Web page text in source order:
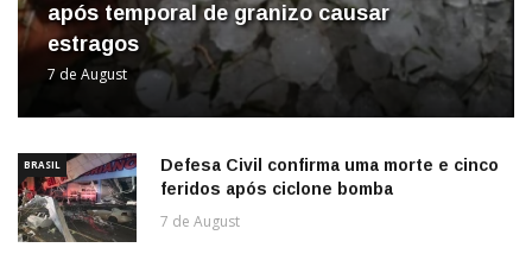
após temporal de granizo causar
estragos
7 de August
BRASIL
Defesa Civil confirma uma morte e cinco
feridos após ciclone bomba
7 de August